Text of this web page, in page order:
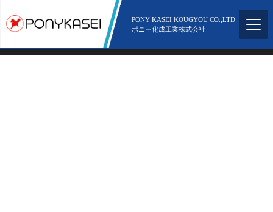
PONY KASEI KOUGYOU CO.,LTD
ポニー化成工業株式会社
所在地 〒578-0943 大阪府東大阪市若江南町5丁目2-51
Copyright ©︎ 2021 Pony Kasei Inc. All Rights Reserved.